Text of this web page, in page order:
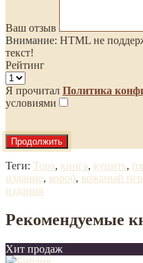
Ваш отзыв
Внимание: HTML не
текст!
Рейтинг
Я прочитал Политика
условиями
Продолжить
Теги: Тора, книга, купить,
издание, короб, кожаный
издания
Рекомендуемые
Хит продаж